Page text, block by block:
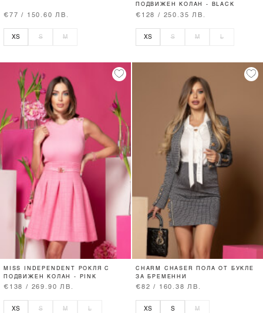
€77 / 150.60 ЛВ.
XS S M
ПОДВИЖЕН КОЛАН - BLACK
€128 / 250.35 ЛВ.
XS S M L
MISS INDEPENDENT РОКЛЯ С
ПОДВИЖЕН КОЛАН - PINK
€138 / 269.90 ЛВ.
XS S M L
CHARM CHASER ПОЛА ОТ БУКЛЕ
ЗА БРЕМЕННИ
€82 / 160.38 ЛВ.
XS S M